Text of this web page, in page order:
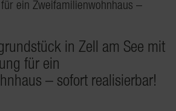
in Zell am See mit
für ein
– sofort realisierbar!